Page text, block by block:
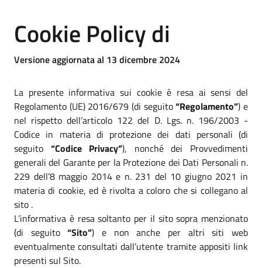
Cookie Policy di
Versione aggiornata al 13 dicembre 2024
La presente informativa sui cookie è resa ai sensi del
Regolamento (UE) 2016/679 (di seguito“Regolamento”) e
nel rispetto dell’articolo 122 del D. Lgs. n. 196/2003 -
Codice in materia di protezione dei dati personali (di
seguito “Codice Privacy”), nonché dei Provvedimenti
generali del Garante per la Protezione dei Dati Personali n.
229 dell’8 maggio 2014 e n. 231 del 10 giugno 2021 in
materia di cookie, ed è rivolta a coloro che si collegano al
sito .
L’informativa è resa soltanto per il sito sopra menzionato
(di seguito“Sito”) e non anche per altri siti web
eventualmente consultati dall’utente tramite appositi link
presenti sul Sito.